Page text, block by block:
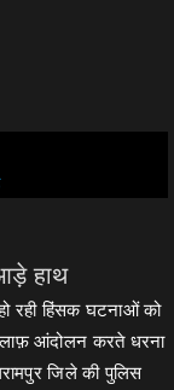
हाथ
रही हिंसक घटनाओं को
आंदोलन करते धरना
जिले की पुलिस